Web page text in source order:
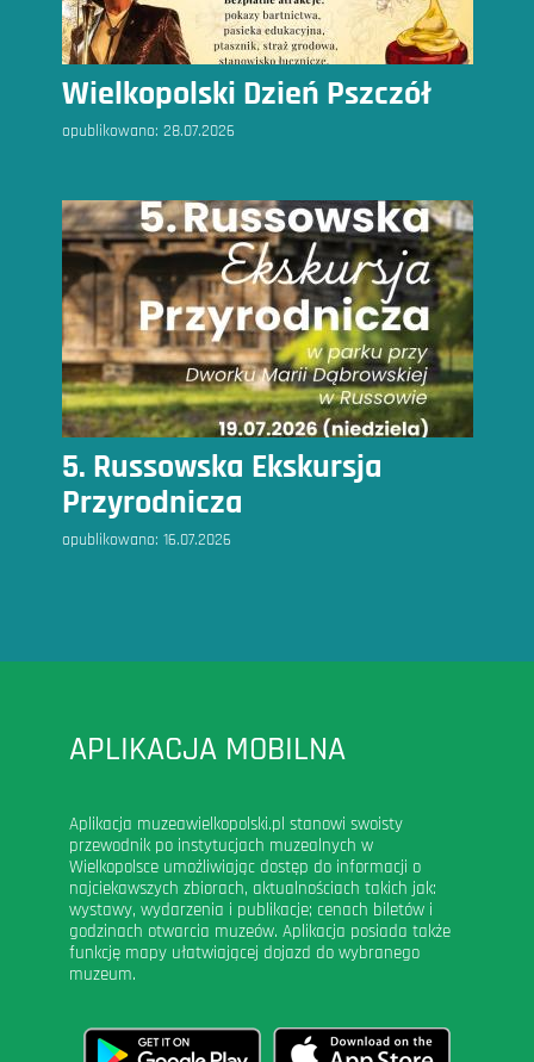
Wielkopolski Dzień Pszczół
opublikowano: 28.07.2026
5. Russowska Ekskursja
Przyrodnicza
opublikowano: 16.07.2026
APLIKACJA MOBILNA
Aplikacja muzeawielkopolski.pl stanowi swoisty
przewodnik po instytucjach muzealnych w
Wielkopolsce umożliwiając dostęp do informacji o
najciekawszych zbiorach, aktualnościach takich jak:
wystawy, wydarzenia i publikacje; cenach biletów i
godzinach otwarcia muzeów. Aplikacja posiada także
funkcję mapy ułatwiającej dojazd do wybranego
muzeum.